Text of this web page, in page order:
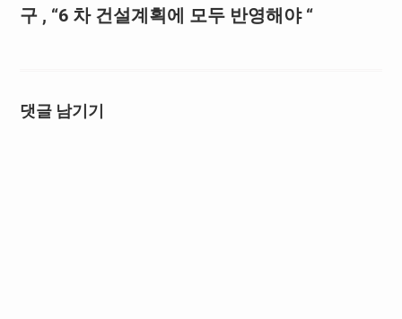
구 , “6 차 건설계획에 모두 반영해야 “
댓글 남기기